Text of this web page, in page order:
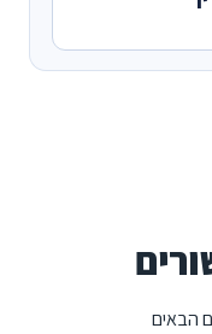
הבאים